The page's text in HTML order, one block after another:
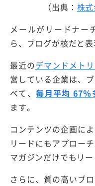
（出典： 株
メールがリードナー
ら、ブログが核だと表
最近のデマンドメト
営している企業は、
べて、毎月平均 67％
ます。
コンテンツの企画に
リードにもアプロー
マガジンだけでもリ
さらに、質の高いブ